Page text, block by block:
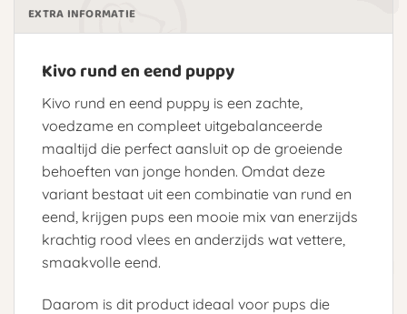
EXTRA INFORMATIE
Kivo rund en eend puppy
Kivo rund en eend puppy is een zachte,
voedzame en compleet uitgebalanceerde
maaltijd die perfect aansluit op de groeiende
behoeften van jonge honden. Omdat deze
variant bestaat uit een combinatie van rund en
eend, krijgen pups een mooie mix van enerzijds
krachtig rood vlees en anderzijds wat vettere,
smaakvolle eend.
Daarom is dit product ideaal voor pups die